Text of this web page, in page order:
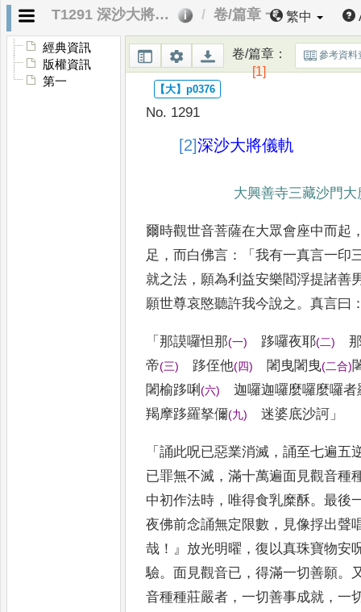
T1291 深沙大將儀軌 卷/篇章 一 繁中
經典資訊
版權資訊
第一
卷/篇章：
[1]
參考資料
No. 1291
[2]深沙大將儀軌
大興善寺三藏沙門大
爾時觀世音菩薩在大眾會座中而起
足 ， 而白佛言 ：「我有一真言一印
就之法 ， 願為利益安樂閻浮提諸善
願世尊哀愍聽許我今說之。真言曰
「那謨囉怛那(一) 跢囉夜耶(二)
那
帝(三) 跢侄他(四) 闍曳闍曳(二合)
闍榆跢唎(六)
迦囉迦囉麼囉麼囉者
羯摩跢羅拏儞(九) 迷婆底沙訶 」
「誦此呪已惡業消滅 ，誦至七遍五
已罪無不滅 ，滿十萬遍面見觀音種
中初作法時 ，唯得食乳糜酥。最後
夜佛前念誦無定 限數 ， 見像捊出聲
哉 ！』 放光明曜 ，復以真珠寶物安
驗。 面 見觀音已 ，得滿一切善願。
音種種莊嚴者 ，一切善事成就 ，一